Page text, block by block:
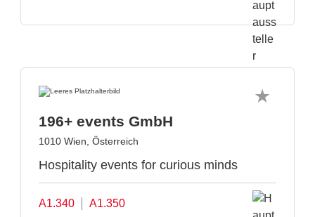
196+ events GmbH
1010 Wien, Österreich
Hospitality events for curious minds
A1.340 A1.350